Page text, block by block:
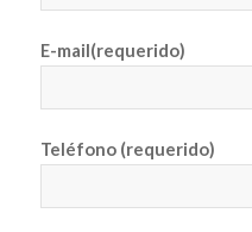
E-mail(requerido)
Teléfono (requerido)